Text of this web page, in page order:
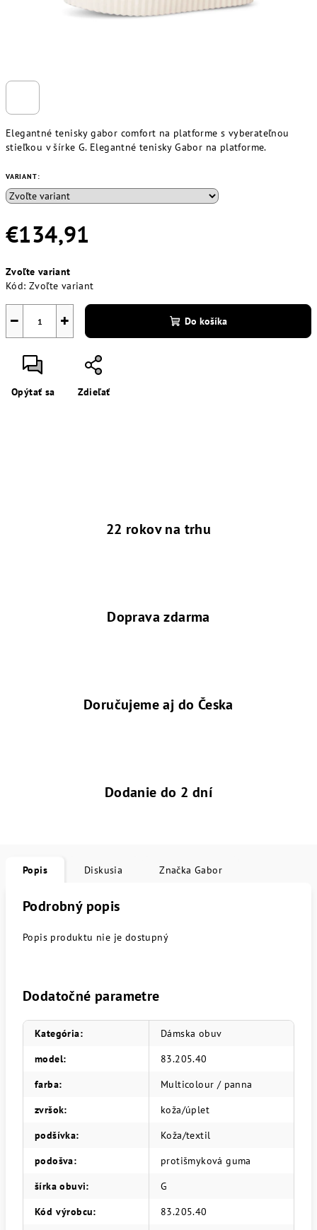
Elegantné tenisky gabor comfort na platforme s vyberateľnou
stieľkou v šírke G. Elegantné tenisky Gabor na platforme.
VARIANT:
€134,91
cena:
Zvoľte variant
Kód: Zvoľte variant
+
− Do košíka
Opýtať sa Zdieľať
22 rokov na trhu
Doprava zdarma
Doručujeme aj do Česka
Dodanie do 2 dní
Popis Diskusia Značka Gabor
Podrobný popis
Popis produktu nie je dostupný
Dodatočné parametre
Kategória:
Dámska obuv
model:
83.205.40
farba:
Multicolour / panna
zvršok:
koža/úplet
podšívka:
Koža/textil
podošva:
protišmyková guma
šírka obuvi:
G
Kód výrobcu:
83.205.40